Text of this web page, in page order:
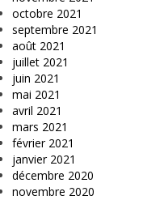
octobre 2021
septembre 2021
août 2021
juillet 2021
juin 2021
mai 2021
avril 2021
mars 2021
février 2021
janvier 2021
décembre 2020
novembre 2020